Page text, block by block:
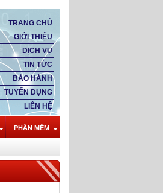
TRANG CHỦ
GIỚI THIỆU
DỊCH VỤ
TIN TỨC
BẢO HÀNH
TUYỂN DỤNG
LIÊN HỆ
PHẦN MỀM